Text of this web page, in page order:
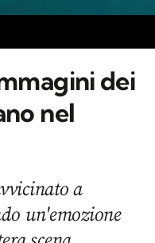
dei
nel
a
un'emozione